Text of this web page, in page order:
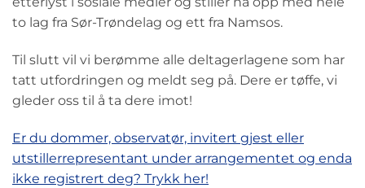
to lag fra Sør-Trøndelag og ett fra Namsos.
Til slutt vil vi berømme alle deltagerlagene som har
tatt utfordringen og meldt seg på. Dere er tøffe, vi
gleder oss til å ta dere imot!
Er du dommer, observatør, invitert gjest eller
utstillerrepresentant under arrangementet og enda
ikke registrert deg? Trykk her!